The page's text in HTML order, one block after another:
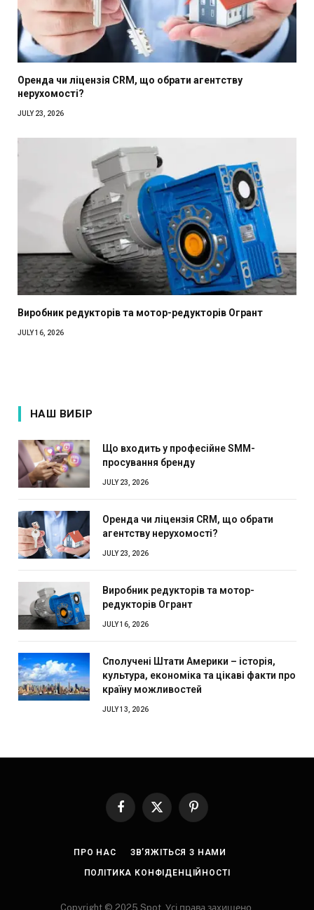
Оренда чи ліцензія CRM, що обрати агентству
нерухомості?
JULY 23, 2026
Виробник редукторів та мотор-редукторів Огрант
JULY 16, 2026
НАШ ВИБІР
Що входить у професійне SMM-
просування бренду
JULY 23, 2026
Оренда чи ліцензія CRM, що обрати
агентству нерухомості?
JULY 23, 2026
Виробник редукторів та мотор-
редукторів Огрант
JULY 16, 2026
Сполучені Штати Америки – історія,
культура, економіка та цікаві факти про
країну можливостей
JULY 13, 2026
Facebook
X
Pinterest
ПРО НАС ЗВ’ЯЖІТЬСЯ З НАМИ
ПОЛІТИКА КОНФІДЕНЦІЙНОСТІ
Copyright © 2025 Spot. Усі права захищено.